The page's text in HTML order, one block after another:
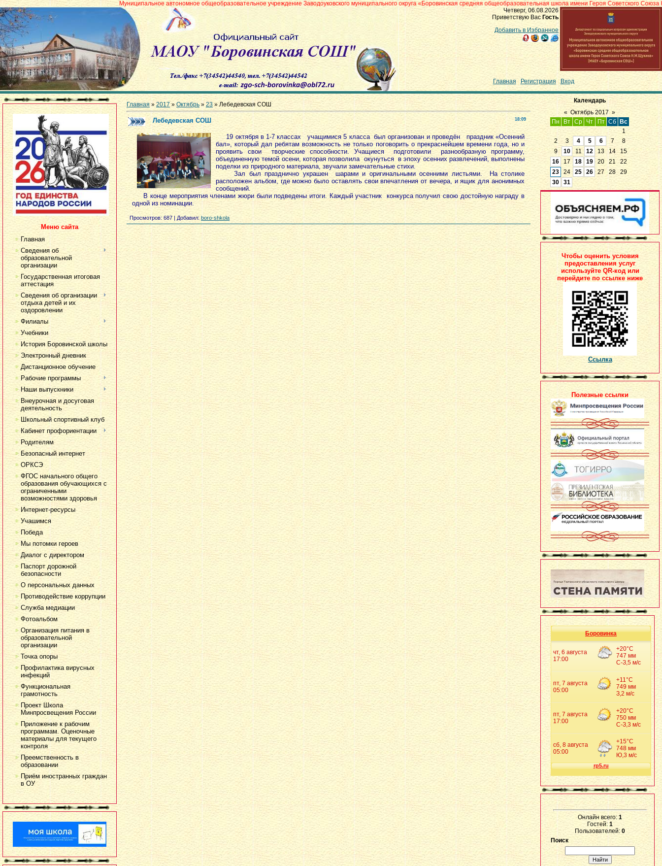
Муниципальное автономное общеобразовательное учреждение Заводоуковского муниципального округа «Боровинская средняя общеобразовательная школа имени Героя Советского Союза Н.М.Щукина»
Четверг, 06.08.2026
Приветствую Вас Гость
Добавить в Избранное
Главная Регистрация Вход
Меню сайта
Главная
Сведения об
образовательной
организации
Государственная итоговая
аттестация
Сведения об организации
отдыха детей и их
оздоровлении
Филиалы
Учебники
История Боровинской школы
Электронный дневник
Дистанционное обучение
Рабочие программы
Наши выпускники
Внеурочная и досуговая
деятельность
Школьный спортивный клуб
Кабинет профориентации
Родителям
Безопасный интернет
ОРКСЭ
ФГОС начального общего
образования обучающихся с
ограниченными
возможностями здоровья
Интернет-ресурсы
Учашимся
Победа
Мы потомки героев
Диалог с директором
Паспорт дорожной
безопасности
О персональных данных
Противодействие коррупции
Служба медиации
Фотоальбом
Организация питания в
образовательной
организации
Точка опоры
Профилактика вирусных
инфекций
Функциональная
грамотность
Проект Школа
Минпросвещения России
Приложение к рабочим
программам. Оценочные
материалы для текущего
контроля
Преемственность в
образовании
Приём иностранных граждан
в ОУ
Главная » 2017 » Октябрь » 23 » Лебедевская СОШ
18:09
Лебедевская СОШ
19 октября в 1-7 классах учащимися 5 класса был организован и проведён праздник «Осенний
бал», который дал ребятам возможность не только поговорить о прекраснейшем времени года, но и
проявить свои творческие способности. Учащиеся подготовили разнообразную программу,
объединенную темой осени, которая позволила окунуться в эпоху осенних развлечений, выполнены
поделки из природного материала, звучали замечательные стихи.
Зал был празднично украшен шарами и оригинальными осенними листьями. На столике
расположен альбом, где можно было оставлять свои впечатления от вечера, и ящик для анонимных
сообщений.
В конце мероприятия членами жюри были подведены итоги. Каждый участник конкурса получил свою достойную награду в
одной из номинации.
Просмотров: 687 | Добавил: boro-shkola
Календарь
« Октябрь 2017 »
Пн
Вт Ср Чт Пт Сб
Вс
1
2
3 4 5 6 7
8
9
10 11 12 13 14
15
16
17 18 19 20 21
22
23
24 25 26 27 28
29
30
31
Чтобы оценить условия
предоставления услуг
используйте QR-код или
перейдите по ссылке ниже
Ссылка
Полезные ссылки
Боровинка
Онлайн всего: 1
Гостей: 1
Пользователей:0
Поиск